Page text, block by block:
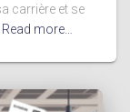
carrière et se
Read more…